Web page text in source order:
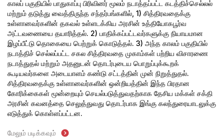
காலப் பகுதியில் பாதுகாப்பு பிரிவினர் மூலம் நடாத்தப்பட்ட கடத்திச்செல்லல்
மற்றும் தடுத்து வைத்திருந்த சந்தர்பங்களில், 1) சித்திரவதைக்கு
உள்ளானவர்களின் தகவல் உள்ளடக்கிய அரசின் உத்தியோகபூர்வ
அட்டவணையை தயாரித்தல். 2) பாதிக்கப்பட்டவர்களுக்கு நியாயமான
இழப்பீட்டு தொகையை பெற்றுக் கொடுத்தல். 3) அந்த காலம் பகுதியில்
நடாத்திச் செல்லப்பட்ட சகல சித்திரவதை முகாம்கள் பற்றிய விசாரணை
நடாத்துதல் மற்றும் அதனுடன் தொடர்புடைய பொறுப்புக்கூறக்
கூடியவர்களை அடையாளம் கண்டு சட்டத்தின் முன் நிறுத்துதல்.
சித்திரவதைக்கு உள்ளானவர்களின் ஒன்றியத்தின் இந்த பிரதான
கோரிக்கைகள் மூன்றையும் செயல்படுத்துவதற்காக தேசிய மக்கள் சக்தி
அரசின் கவனத்தை செலுத்துவது தொடர்பாக இங்கு கலந்துரையாடலுக்கு
எடுத்துக் கொள்ளப்பட்டன.
மேலும் படிக்கவும்